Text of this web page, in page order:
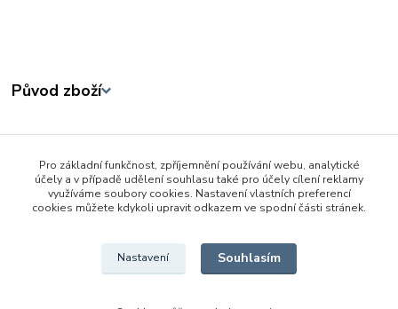
Původ zboží
Zboží zařazeno v kategoriích
Tvořivé a výtvarné hračky
Mozaiky
Pro základní funkčnost, zpříjemnění používání webu, analytické
účely a v případě udělení souhlasu také pro účely cílení reklamy
využíváme soubory cookies. Nastavení vlastních preferencí
cookies můžete kdykoli upravit odkazem ve spodní části stránek.
Nastavení Souhlasím